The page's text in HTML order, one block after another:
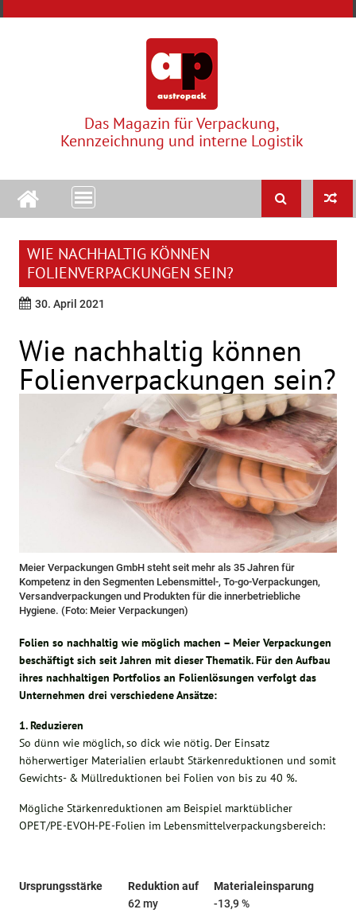
Das Magazin für Verpackung,
Kennzeichnung und interne Logistik
WIE NACHHALTIG KÖNNEN
FOLIENVERPACKUNGEN SEIN?
30. April 2021
Wie nachhaltig können
Folienverpackungen sein?
Meier Verpackungen GmbH steht seit mehr als 35 Jahren für
Kompetenz in den Segmenten Lebensmittel-, To-go-Verpackungen,
Versandverpackungen und Produkten für die innerbetriebliche
Hygiene. (Foto: Meier Verpackungen)
Folien so nachhaltig wie möglich machen – Meier Verpackungen
beschäftigt sich seit Jahren mit dieser Thematik. Für den Aufbau
ihres nachhaltigen Portfolios an Folienlösungen verfolgt das
Unternehmen drei verschiedene Ansätze:
1. Reduzieren
So dünn wie möglich, so dick wie nötig. Der Einsatz
höherwertiger Materialien erlaubt Stärkenreduktionen und somit
Gewichts- & Müllreduktionen bei Folien von bis zu 40 %.
Mögliche Stärkenreduktionen am Beispiel marktüblicher
OPET/PE-EVOH-PE-Folien im Lebensmittelverpackungsbereich:
Ursprungsstärke Reduktion auf Materialeinsparung
62 my -13,9 %